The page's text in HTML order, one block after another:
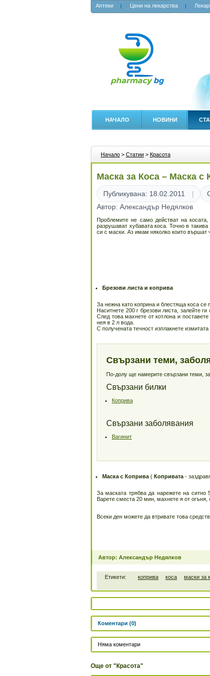
Аптеки Цени на лекарства
НАЧАЛО НОВИНИ
Начало > Статии > Красота
Маска за Коса – Маска с
Публикувана: 18.02.2011
Автор: Александър Недялков
Проблемите не само действат на
разрушават хубавата коса. Точно в
си с маски. Аз имам няколко които вършат
Брезови листа и коприва
За нежна като коприна и блестяща коса се
Наситнете 200 г брезови листа, залейте
След това махнете от котлона и
нея в 2 л вода.
С получената течност изплакнете измитата
Свързани теми,
По-долу ще намерите свързани теми,
Свързани билки
Коприва
Свързани заболявания
Вагинит
Маска с Коприва ( Копривата -
За маската трябва да нарежете на ситно
Варете сместа 20 мин, махнете я от огъня,
Всеки ден можете да втривате това
Автор: Александър Недялков
Етикети: коприва коса маски за
Коментари (0)
Няма коментари
Още от "Красота"